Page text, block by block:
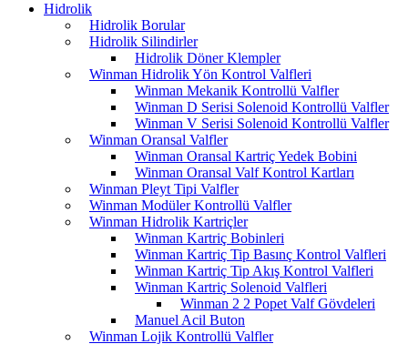
Hidrolik
Hidrolik Borular
Hidrolik Silindirler
Hidrolik Döner Klempler
Winman Hidrolik Yön Kontrol Valfleri
Winman Mekanik Kontrollü Valfler
Winman D Serisi Solenoid Kontrollü Valfler
Winman V Serisi Solenoid Kontrollü Valfler
Winman Oransal Valfler
Winman Oransal Kartriç Yedek Bobini
Winman Oransal Valf Kontrol Kartları
Winman Pleyt Tipi Valfler
Winman Modüler Kontrollü Valfler
Winman Hidrolik Kartriçler
Winman Kartriç Bobinleri
Winman Kartriç Tip Basınç Kontrol Valfleri
Winman Kartriç Tip Akış Kontrol Valfleri
Winman Kartriç Solenoid Valfleri
Winman 2 2 Popet Valf Gövdeleri
Manuel Acil Buton
Winman Lojik Kontrollü Valfler